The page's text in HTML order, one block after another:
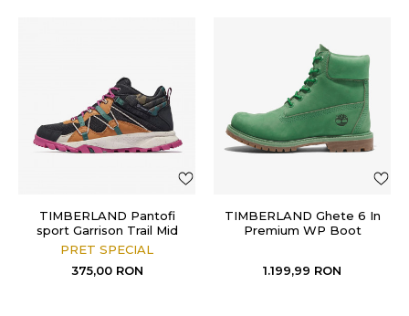
TIMBERLAND Pantofi
sport Garrison Trail Mid
Fab WP
PRET SPECIAL
375,00 RON
TIMBERLAND Ghete 6 In
Premium WP Boot
1.199,99 RON